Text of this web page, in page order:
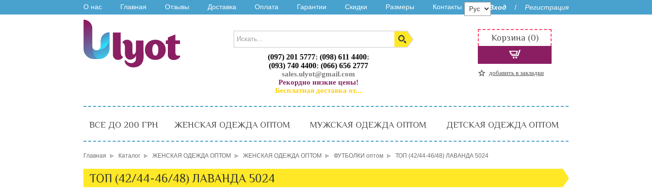
О нас Главная Отзывы Доставка Оплата Гарантии Скидки Размеры Контакты Вход / Регистрация
(097) 201 5777; (098) 611 4400;
(093) 740 4400; (066) 656 2777
sales.ulyot@gmail.com
Рекордно низкие цены!
Бесплатная доставка от...
Корзина (0)
добавить в закладки
ВСЕ ДО 200 ГРН ЖЕНСКАЯ ОДЕЖДА ОПТОМ МУЖСКАЯ ОДЕЖДА ОПТОМ ДЕТСКАЯ ОДЕЖДА ОПТОМ
Главная Каталог ЖЕНСКАЯ ОДЕЖДА ОПТОМ ЖЕНСКАЯ ОДЕЖДА ОПТОМ ФУТБОЛКИ оптом ТОП (42/44-46/48) ЛАВАНДА 5024
ТОП (42/44-46/48) ЛАВАНДА 5024